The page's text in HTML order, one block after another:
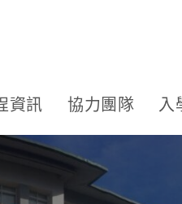
資訊 協力團隊 入